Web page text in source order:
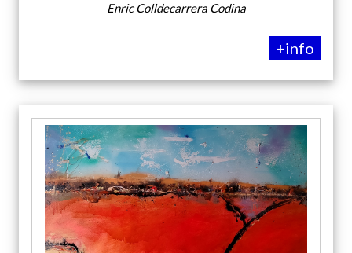
Enric Colldecarrera Codina
+info